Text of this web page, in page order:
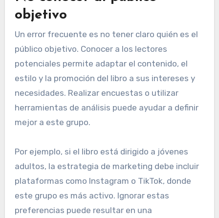
objetivo
Un error frecuente es no tener claro quién es el
público objetivo. Conocer a los lectores
potenciales permite adaptar el contenido, el
estilo y la promoción del libro a sus intereses y
necesidades. Realizar encuestas o utilizar
herramientas de análisis puede ayudar a definir
mejor a este grupo.
Por ejemplo, si el libro está dirigido a jóvenes
adultos, la estrategia de marketing debe incluir
plataformas como Instagram o TikTok, donde
este grupo es más activo. Ignorar estas
preferencias puede resultar en una